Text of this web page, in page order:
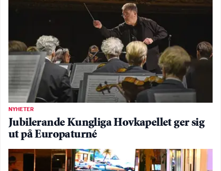
NYHETER
Jubilerande Kungliga Hovkapellet ger sig
ut på Europaturné